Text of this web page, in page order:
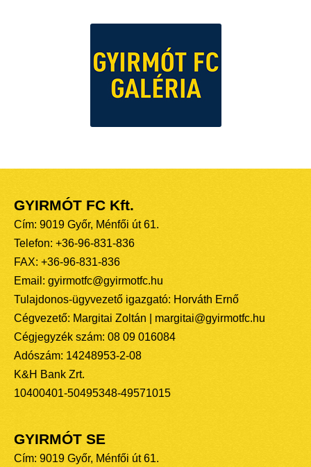
GYIRMÓT FC Kft.
Cím: 9019 Győr, Ménfői út 61.
Telefon: +36-96-831-836
FAX: +36-96-831-836
Email: gyirmotfc@gyirmotfc.hu
Tulajdonos-ügyvezető igazgató: Horváth Ernő
Cégvezető: Margitai Zoltán | margitai@gyirmotfc.hu
Cégjegyzék szám: 08 09 016084
Adószám: 14248953-2-08
K&H Bank Zrt.
10400401-50495348-49571015
GYIRMÓT SE
Cím: 9019 Győr, Ménfői út 61.